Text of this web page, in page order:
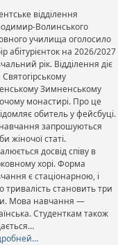
відділення
Волинського
училища оголосило
абітурієнток на 2026/2027
рік. Відділення діє
Святогірському
Зимненському
монастирі. Про це
обитель у фейсбуці.
запрошуються
жіночої статі.
досвід співу в
хорі. Форма
є стаціонарною, і
тривалість становить три
Мова навчання —
Студенткам також